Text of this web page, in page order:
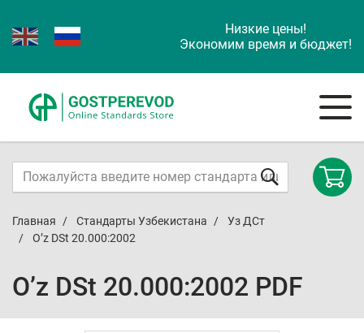
Низкие цены!
Экономим время и бюджет!
Главная Стандарты Узбекистана
Уз ДСт
O’z DSt 20.000:2002
O’z DSt 20.000:2002 PDF